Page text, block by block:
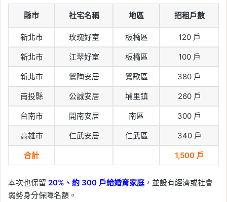
縣市 社宅名稱 地區 招租戶數
新北市 玫瑰好室 板橋區 120 戶
新北市 江翠好室 板橋區 100 戶
新北市 鶯陶安居 鶯歌區 380 戶
南投縣 公誠安居 埔里鎮 260 戶
台南市 開南安居 南區 300 戶
高雄市 仁武安居 仁武區 340 戶
合計 1,500 戶
本次也保留 20%、約 300 戶給婚育家庭 ，並設有經濟或社會
弱勢身分保障名額。